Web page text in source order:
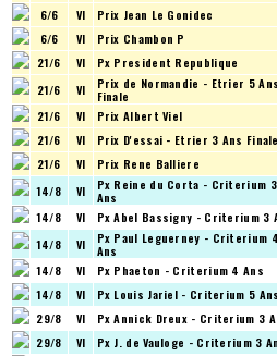
6/6
VI Prix Jean Le Gonidec
6/6
VI Prix Chambon P
21/6
VI Px President Republique
21/6
VI Prix de Normandie - Etrier 5 Ans
Finale
21/6
VI Prix Albert Viel
21/6
VI Prix D'essai - Etrier 3 Ans Finale
21/6
VI Prix Rene Balliere
14/8
VI Px Reine du Corta - Criterium 3
Ans
14/8
VI Px Abel Bassigny - Criterium 3
14/8
VI Px Paul Leguerney - Criterium 4
Ans
14/8
VI Px Phaeton - Criterium 4 Ans
14/8
VI Px Louis Jariel - Criterium 5 Ans
29/8
VI Px Annick Dreux - Criterium 3
29/8
VI Px J. de Vauloge - Criterium 3